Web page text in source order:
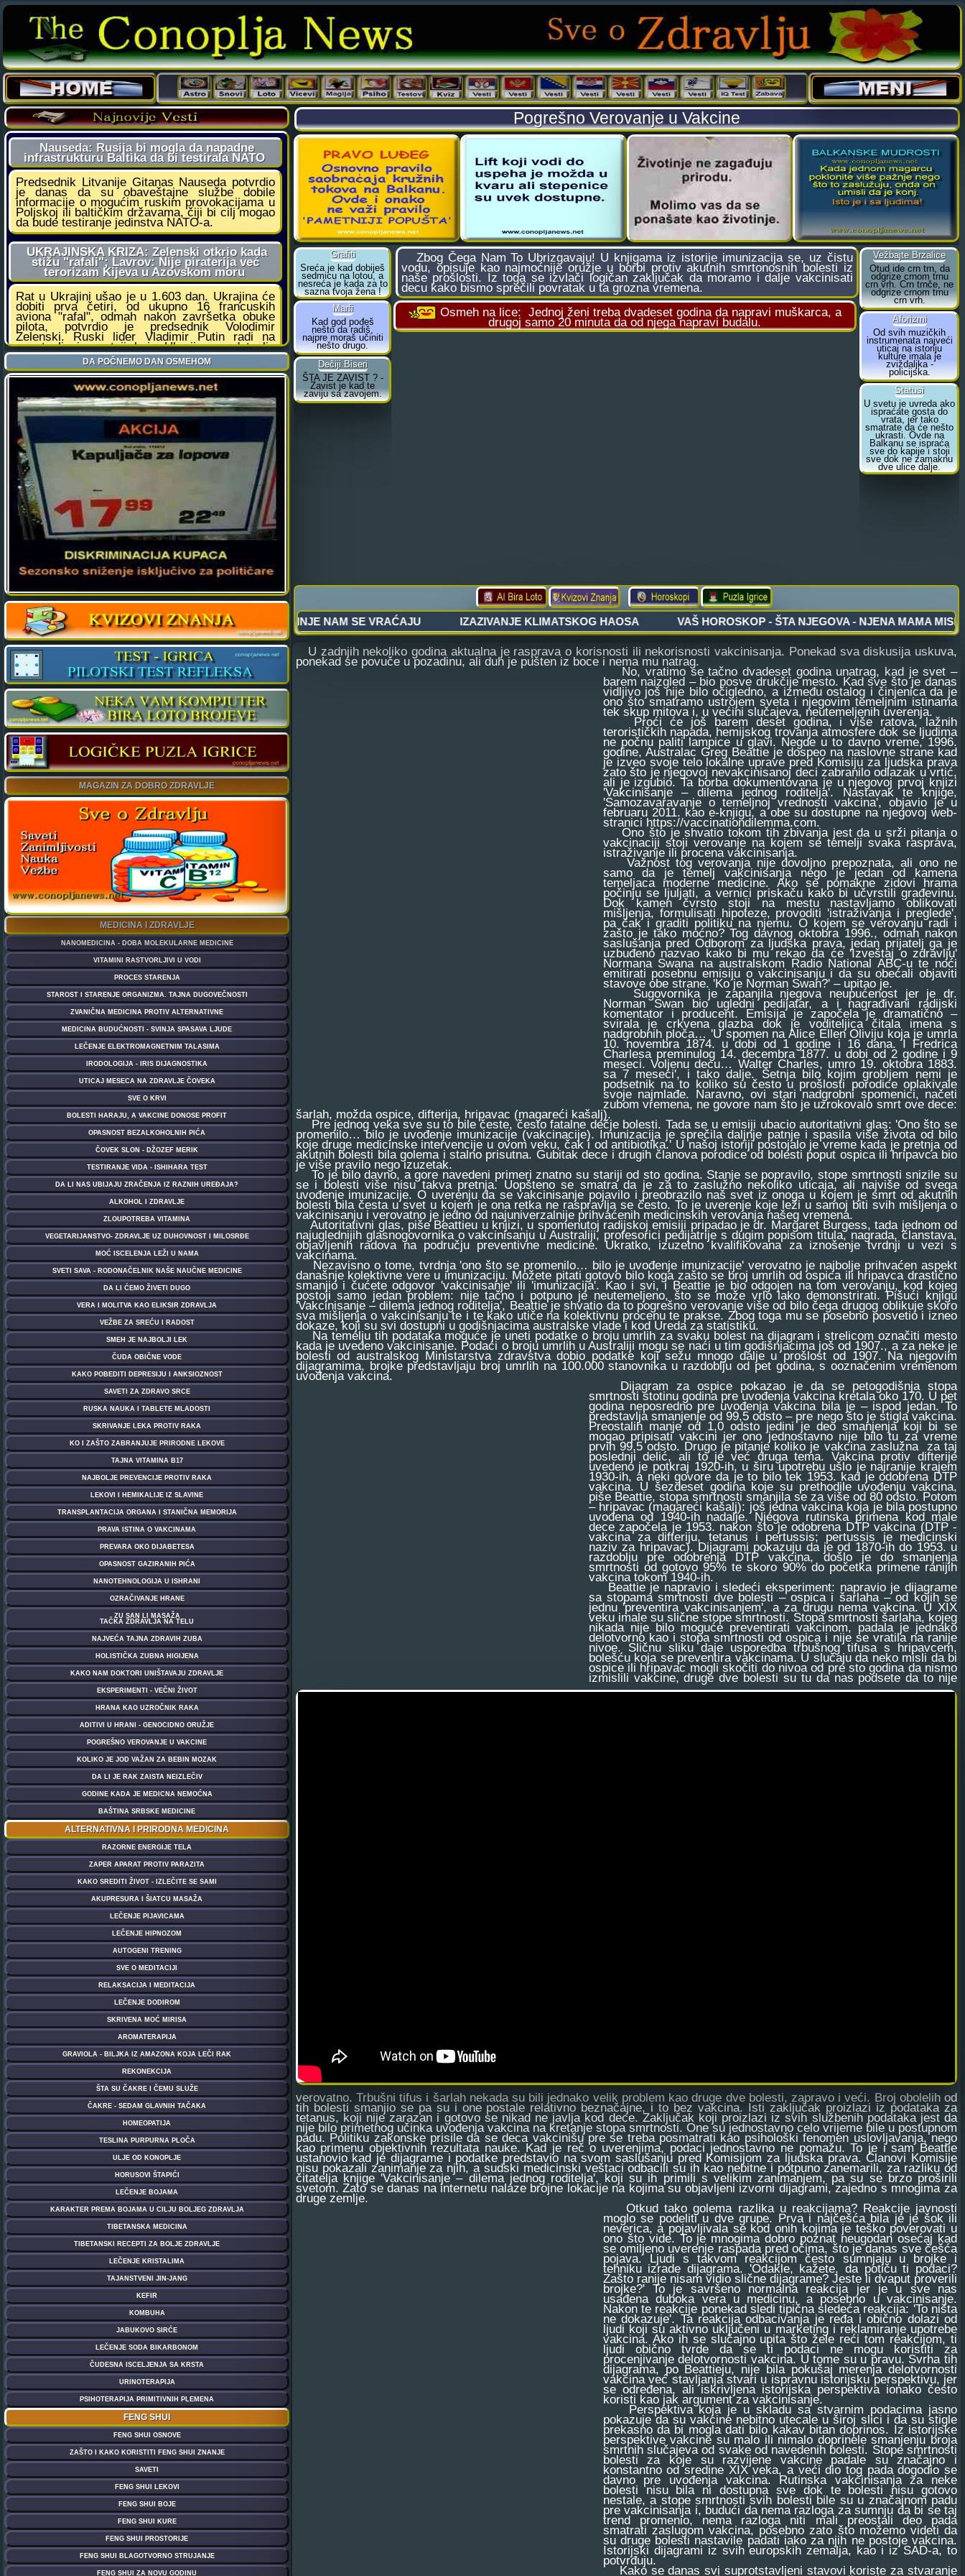
Pogrešno Verovanje u Vakcine
Zbog Čega Nam To Ubrizgavaju! U knjigama iz istorije imunizacija se, uz čistu
vodu, opisuje kao najmoćnije oružje u borbi protiv akutnih smrtonosnih bolesti iz
naše prošlosti. Iz toga se izvlači logičan zaključak da moramo i dalje vakcinisati
decu kako bismo sprečili povratak u ta grozna vremena.
Osmeh na lice:Jednoj ženi treba dvadeset godina da napravi muškarca, a
drugoj samo 20 minuta da od njega napravi budalu.
U zadnjih nekoliko godina aktualna je rasprava o korisnosti ili nekorisnosti vakcinisanja. Ponekad sva diskusija uskuva,
ponekad se povuče u pozadinu, ali duh je pušten iz boce i nema mu natrag.
No, vratimo se tačno dvadeset godina unatrag, kad je svet –
barem naizgled – bio posve drukčije mesto. Kad sve što je danas
vidljivo još nije bilo očigledno, a između ostalog i činjenica da je
ono što smatramo ustrojem sveta i njegovim temeljnim istinama
tek skup mitova i, u većini slučajeva, neutemeljenih uverenja.
Proći će još barem deset godina, i više ratova, lažnih
terorističkih napada, hemijskog trovanja atmosfere dok se ljudima
ne počnu paliti lampice u glavi. Negde u to davno vreme, 1996.
godine, Australac Greg Beattie je dospeo na naslovne strane kad
je izveo svoje telo lokalne uprave pred Komisiju za ljudska prava
zato što je njegovoj nevakcinisanoj deci zabranilo odlazak u vrtić,
ali je izgubio. Ta borba dokumentovana je u njegovoj prvoj knjizi
'Vakcinisanje – dilema jednog roditelja'. Nastavak te knjige,
'Samozavaravanje o temeljnoj vrednosti vakcina', objavio je u
februaru 2011. kao e-knjigu, a obe su dostupne na njegovoj web-
stranici https://vaccinationdilemma.com.
Ono što je shvatio tokom tih zbivanja jest da u srži pitanja o
vakcinaciji stoji verovanje na kojem se temelji svaka rasprava,
istraživanje ili procena vakcinisanja.
Važnost tog verovanja nije dovoljno prepoznata, ali ono ne
samo da je temelj vakcinisanja nego je jedan od kamena
temeljaca moderne medicine. Ako se pomakne zidovi hrama
počinju se ljuljati, a vernici priskaču kako bi učvrstili građevinu.
Dok kamen čvrsto stoji na mestu nastavljamo oblikovati
mišljenja, formulisati hipoteze, provoditi 'istraživanja i preglede',
pa čak i graditi politiku na njemu. O kojem se verovanju radi i
zašto je tako moćno? Tog davnog oktobra 1996., odmah nakon
saslušanja pred Odborom za ljudska prava, jedan prijatelj ga je
uzbuđeno nazvao kako bi mu rekao da će 'Izveštaj o zdravlju'
Normana Swana na australskom Radio National ABC-u te noći
emitirati posebnu emisiju o vakcinisanju i da su obećali objaviti
stavove obe strane. 'Ko je Norman Swan?' – upitao je.
Sugovornika je zapanjila njegova neupućenost jer je dr.
Norman Swan bio ugledni pedijatar, a i nagrađivani radijski
komentator i producent. Emisija je započela je dramatično –
svirala je crkvena glazba dok je voditeljica čitala imena s
nadgrobnih ploča… 'U spomen na Alice Ellen Oliviju koja je umrla
10. novembra 1874. u dobi od 1 godine i 16 dana. I Fredrica
Charlesa preminulog 14. decembra 1877. u dobi od 2 godine i 9
meseci. Voljenu decu… Walter Charles, umro 19. oktobra 1883.
sa 7 meseci', i tako dalje. Šetnja bilo kojim grobljem nemi je
podsetnik na to koliko su često u prošlosti porodice oplakivale
svoje najmlađe. Naravno, ovi stari nadgrobni spomenici, načeti
zubom vremena, ne govore nam što je uzrokovalo smrt ove dece:
šarlah, možda ospice, difterija, hripavac (magareći kašalj).
Pre jednog veka sve su to bile česte, često fatalne dečje bolesti. Tada se u emisiji ubacio autoritativni glas: 'Ono što se
promenilo… bilo je uvođenje imunizacije (vakcinacije). Imunizacija je sprečila daljnje patnje i spasila više života od bilo
koje druge medicinske intervencije u ovom veku, čak i od antibiotika.' U našoj istoriji postojalo je vreme kada je pretnja od
akutnih bolesti bila golema i stalno prisutna. Gubitak dece i drugih članova porodice od bolesti poput ospica ili hripavca bio
je više pravilo nego izuzetak.
To je bilo davno, a gore navedeni primeri znatno su stariji od sto godina. Stanje se popravilo, stope smrtnosti snizile su
se i bolesti više nisu takva pretnja. Uopšteno se smatra da je za to zaslužno nekoliko uticaja, ali najviše od svega
uvođenje imunizacije. O uverenju da se vakcinisanje pojavilo i preobrazilo naš svet iz onoga u kojem je smrt od akutnih
bolesti bila česta u svet u kojem je ona retka ne raspravlja se često. To je uverenje koje leži u samoj biti svih mišljenja o
vakcinisanju i verovatno je jedno od najuniverzalnije prihvaćenih medicinskih verovanja našeg vremena.
Autoritativni glas, piše Beattieu u knjizi, u spomenutoj radijskoj emisiji pripadao je dr. Margaret Burgess, tada jednom od
najuglednijih glasnogovornika o vakcinisanju u Australiji, profesorici pedijatrije s dugim popisom titula, nagrada, članstava,
objavljenih radova na području preventivne medicine. Ukratko, izuzetno kvalifikovana za iznošenje tvrdnji u vezi s
vakcinama.
Nezavisno o tome, tvrdnja 'ono što se promenilo… bilo je uvođenje imunizacije' verovatno je najbolje prihvaćen aspekt
današnje kolektivne vere u imunizaciju. Možete pitati gotovo bilo koga zašto se broj umrlih od ospica ili hripavca drastično
smanjio i čućete odgovor 'vakcinisanje' ili 'imunizacija'. Kao i svi, i Beattie je bio odgojen na tom verovanju, kod kojeg
postoji samo jedan problem: nije tačno i potpuno je neutemeljeno, što se može vrlo lako demonstrirati. Pišući knjigu
'Vakcinisanje – dilema jednog roditelja', Beattie je shvatio da to pogrešno verovanje više od bilo čega drugog oblikuje skoro
sva mišljenja o vakcinisanju te i te kako utiče na kolektivnu procenu te prakse. Zbog toga mu se posebno posvetio i izneo
dokaze, koji su svi dostupni u godišnjacima australske vlade i kod Ureda za statistiku.
Na temelju tih podataka moguće je uneti podatke o broju umrlih za svaku bolest na dijagram i strelicom označiti mesto
kada je uvedeno vakcinisanje. Podaci o broju umrlih u Australiji mogu se naći u tim godišnjacima još od 1907., a za neke je
bolesti od australskog Ministarstva zdravstva dobio podatke koji sežu mnogo dalje u prošlost od 1907. Na njegovim
dijagramima, brojke predstavljaju broj umrlih na 100.000 stanovnika u razdoblju od pet godina, s ooznačenim vremenom
uvođenja vakcina.
Dijagram za ospice pokazao je da se petogodišnja stopa
smrtnosti stotinu godina pre uvođenja vakcina kretala oko 170. U pet
godina neposredno pre uvođenja vakcina bila je – ispod jedan. To
predstavlja smanjenje od 99,5 odsto – pre nego što je stigla vakcina.
Preostalih manje od 1,0 odsto jedini je deo smanjenja koji bi se
mogao pripisati vakcini jer ono jednostavno nije bilo tu za vreme
prvih 99,5 odsto. Drugo je pitanje koliko je vakcina zaslužna za taj
poslednji delić, ali to je već druga tema. Vakcina protiv difterije
uvedeno je potkraj 1920-ih, u širu upotrebu ušlo je najranije krajem
1930-ih, a neki govore da je to bilo tek 1953. kad je odobrena DTP
vakcina. U šezdeset godina koje su prethodile uvođenju vakcina,
piše Beattie, stopa smrtnosti smanjila se za više od 80 odsto. Potom
– hripavac (magareći kašalj): još jedna vakcina koja je bila postupno
uvođena od 1940-ih nadalje. Njegova rutinska primena kod male
dece započela je 1953. nakon što je odobrena DTP vakcina (DTP -
vakcina za difteriju, tetanus i pertussis; pertussis je medicinski
naziv za hripavac). Dijagrami pokazuju da je od 1870-ih do 1953. u
razdoblju pre odobrenja DTP vakcina, došlo je do smanjenja
smrtnosti od gotovo 95% te skoro 90% do početka primene ranijih
vakcina tokom 1940-ih.
Beattie je napravio i sledeći eksperiment: napravio je dijagrame
sa stopama smrtnosti dve bolesti – ospica i šarlaha – od kojih se
jednu 'preventira vakcinisanjem', a za drugu nema vakcina. U XIX
veku imale su slične stope smrtnosti. Stopa smrtnosti šarlaha, kojeg
nikada nije bilo moguće preventirati vakcinom, padala je jednako
delotvorno kao i stopa smrtnosti od ospica i nije se vratila na ranije
nivoe. Sličnu sliku daje usporedba trbušnog tifusa s hripavcem,
bolešću koja se preventira vakcinama. U slučaju da neko misli da bi
ospice ili hripavac mogli skočiti do nivoa od pre sto godina da nismo
izmislili vakcine, druge dve bolesti su tu da nas podsete da to nije
verovatno. Trbušni tifus i šarlah nekada su bili jednako velik problem kao druge dve bolesti, zapravo i veći. Broj obolelih od
tih bolesti smanjio se pa su i one postale relativno beznačajne, i to bez vakcina. Isti zaključak proizlazi iz podataka za
tetanus, koji nije zarazan i gotovo se nikad ne javlja kod dece. Zaključak koji proizlazi iz svih službenih podataka jest da
nije bilo primetnog učinka uvođenja vakcina na kretanje stopa smrtnosti. One su jednostavno celo vrijeme bile u postupnom
padu. Politiku zakonske prisile da se deca vakcinišu pre se treba posmatrati kao psihološki fenomen uslovljavanja, nego
kao primenu objektivnih rezultata nauke. Kad je reč o uverenjima, podaci jednostavno ne pomažu. To je i sam Beattie
ustanovio kad je dijagrame i podatke predstavio na svom saslušanju pred Komisijom za ljudska prava. Članovi Komisije
nisu pokazali zanimanje za njih, a sudski medicinski veštaci odbacili su ih kao nebitne i potpuno zanemarili, za razliku od
čitatelja knjige 'Vakcinisanje – dilema jednog roditelja', koji su ih primili s velikim zanimanjem, pa su se brzo proširili
svetom. Zato se danas na internetu nalaze brojne lokacije na kojima su objavljeni izvorni dijagrami, zajedno s mnogima za
druge zemlje.
Otkud tako golema razlika u reakcijama? Reakcije javnosti
moglo se podeliti u dve grupe. Prva i najčešća bila je je šok ili
neverica, a pojavljivala se kod onih kojima je teško poverovati u
ono što vide. To je mnogima dobro poznat neugodan osećaj kad
se omiljeno uverenje raspada pred očima, što je danas sve češća
pojava. Ljudi s takvom reakcijom često sumnjaju u brojke i
tehniku izrade dijagrama. 'Odakle, kažete, da potiču ti podaci?
Zašto ranije nisam vidio slične dijagrame? Jeste li dvaput proverili
brojke?' To je savršeno normalna reakcija jer je u sve nas
usađena duboka vera u medicinu, a posebno u vakcinisanje.
Nakon te reakcije ponekad sledi tipična sledeća reakcija: 'To ništa
ne dokazuje'. Ta reakcija odbacivanja je ređa i obično dolazi od
ljudi koji su aktivno uključeni u marketing i reklamiranje upotrebe
vakcina. Ako ih se slučajno upita što žele reći tom reakcijom, ti
ljudi obično tvrde da se ti podaci ne mogu koristiti za
procenjivanje delotvornosti vakcina. U tome su u pravu. Svrha tih
dijagrama, po Beattieju, nije bila pokušaj merenja delotvornosti
vakcina već stavljanja stvari u ispravnu istorijsku perspektivu, jer
se određena, ali iskrivljena istorijska perspektiva ionako često
koristi kao jak argument za vakcinisanje.
Perspektiva koja je u skladu sa stvarnim podacima jasno
pokazuje da su vakcine nebitno utecale u široj slici i da su stigle
prekasno da bi mogla dati bilo kakav bitan doprinos. Iz istorijske
perspektive vakcine su malo ili nimalo doprinele smanjenju broja
smrtnih slučajeva od svake od navedenih bolesti. Stope smrtnosti
bolesti za koje su razvijene vakcine padale su značajno i
konstantno od sredine XIX veka, a veći dio tog pada dogodio se
davno pre uvođenja vakcina. Rutinska vakcinisanja za neke
bolesti nisu bila ni dostupna sve dok te bolesti nisu gotovo
nestale, a stope smrtnosti svih bolesti bile su u značajnom padu
pre vakcinisanja i, budući da nema razloga za sumnju da bi se taj
trend promenio, nema razloga niti mali preostali deo pada
smatrati zaslugom vakcina, posebno zato što možemo videti da
su druge bolesti nastavile padati iako za njih ne postoje vakcina.
Istorijski dijagrami iz svih europskih zemalja, kao i iz SAD-a, to
potvrđuju.
Kako se danas svi suprotstavljeni stavovi koriste za stvaranje